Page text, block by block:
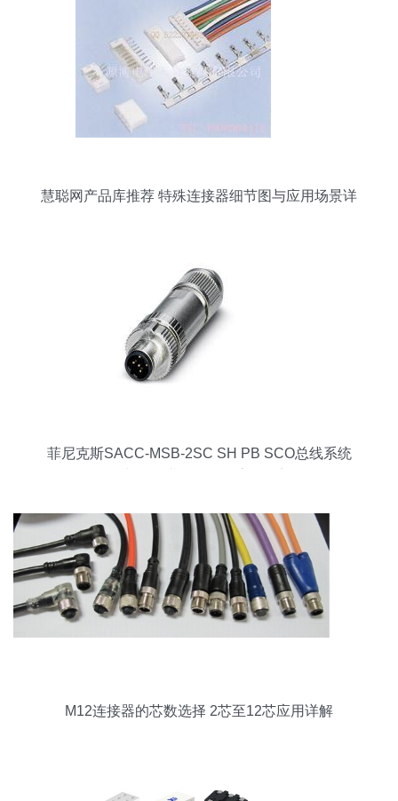
慧聪网产品库推荐 特殊连接器细节图与应用场景详
菲尼克斯SACC-MSB-2SC SH PB SCO总线系统
M12连接器的芯数选择 2芯至12芯应用详解